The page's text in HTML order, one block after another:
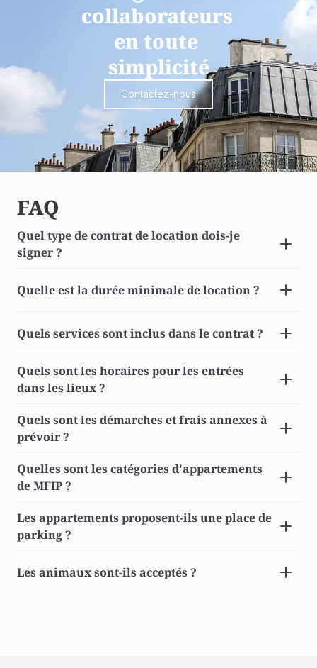
collaborateurs
en toute
simplicité
Contactez-nous
FAQ
Quel type de contrat de location dois-je
signer ?
Quelle est la durée minimale de location ?
Quels services sont inclus dans le contrat ?
Quels sont les horaires pour les entrées
dans les lieux ?
Quels sont les démarches et frais annexes à
prévoir ?
Quelles sont les catégories d'appartements
de MFIP ?
Les appartements proposent-ils une place de
parking ?
Les animaux sont-ils acceptés ?